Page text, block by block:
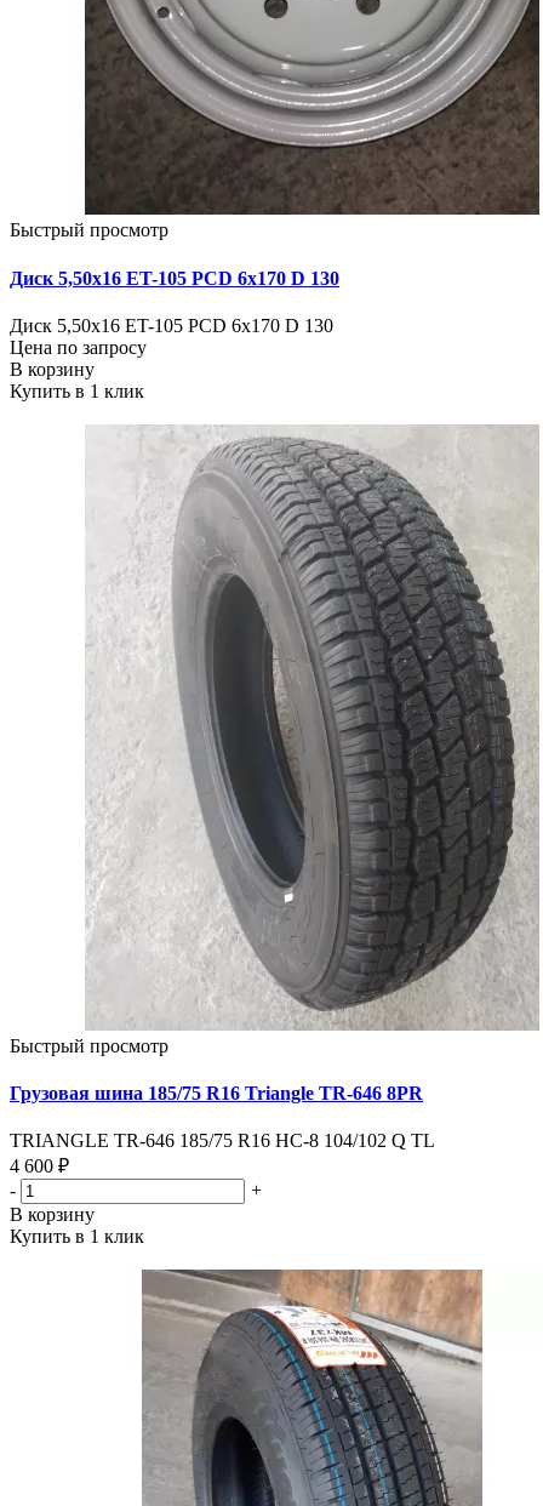
Быстрый просмотр
Диск 5,50х16 ET-105 PCD 6x170 D 130
Диск 5,50х16 ET-105 PCD 6x170 D 130
Цена по запросу
В корзину
Купить в 1 клик
Быстрый просмотр
Грузовая шина 185/75 R16 Triangle TR-646 8PR
TRIANGLE TR-646 185/75 R16 HC-8 104/102 Q TL
4 600 ₽
-
+
В корзину
Купить в 1 клик